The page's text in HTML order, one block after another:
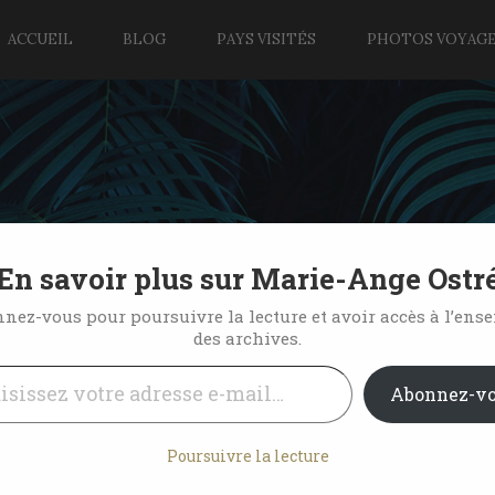
ACCUEIL BLOG PAYS VISITÉS PHOTOS
sur le site de
6 Comments
savoir plus sur Marie-Ange
vous pour poursuivre la lecture et avoir accès à
des archives.
Abonnez-
Poursuivre la lecture